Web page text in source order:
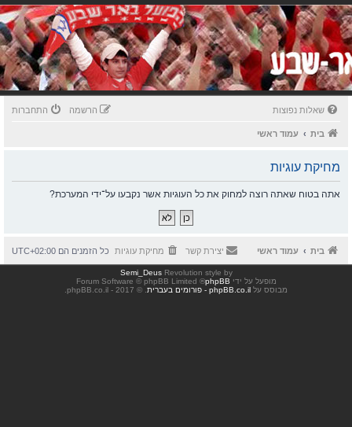
שאלות נפוצות התחברות הרשמה
בית עמוד ראשי
מחיקת עוגיות
אתה בטוח שאתה רוצה למחוק את כל העוגיות אשר נקבעו על־ידי המערכת?
בית עמוד ראשי כל הזמנים הם UTC+02:00 מחיקת עוגיות יצירת קשר
Revolution style by
Semi_Deus
מופעל על ידי phpBB
® Forum Software © phpBB Limited
מבוסס על phpBB.co.il - פורומים בעברית . © 2017 - phpBB.co.il.